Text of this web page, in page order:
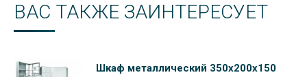
ВАС ТАКЖЕ ЗАИНТЕРЕСУЕТ
Шкаф металлический 350х200х150